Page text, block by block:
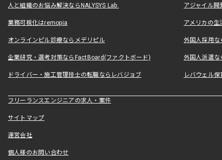
人と組織のお悩み解決ならNALYSYS Lab. アジャイル
業務可視化はremopia アメリカの
オンラインピル診療ならメデリピル 外国人採用
企業研究・選考対策ならFactBoard(ファクトボード) 外国人派遣な
ドライバー・施工管理技士の転職ならレバジョブ レバウェル
フリーランスエンジニアの求人・案件
サイトマップ
運営会社
個人様のお問い合わせ